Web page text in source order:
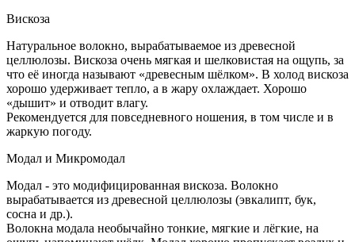
Вискоза
Натуральное волокно, вырабатываемое из древесной
целлюлозы. Вискоза очень мягкая и шелковистая на ощупь, за
что её иногда называют «древесным шёлком». В холод вискоза
хорошо удерживает тепло, а в жару охлаждает. Хорошо
«дышит» и отводит влагу.
Рекомендуется для повседневного ношения, в том числе и в
жаркую погоду.
Модал и Микромодал
Модал - это модифицированная вискоза. Волокно
вырабатывается из древесной целлюлозы (эвкалипт, бук,
сосна и др.).
Волокна модала необычайно тонкие, мягкие и лёгкие, на